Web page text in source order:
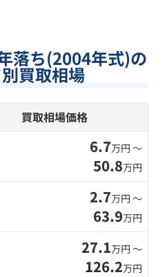
落ち(2004年式)の
買取相場
買取相場価格
6.7万円 〜
50.8万円
2.7万円 〜
63.9万円
27.1万円 〜
126.2万円